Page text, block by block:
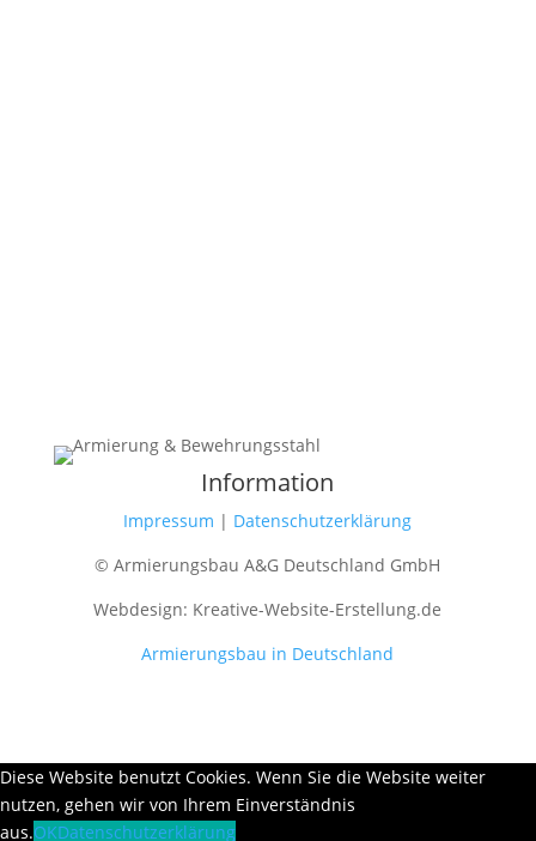
Information
Impressum | Datenschutzerklärung
© Armierungsbau A&G Deutschland GmbH
Webdesign: Kreative-Website-Erstellung.de
Armierungsbau in Deutschland
Diese Website benutzt Cookies. Wenn Sie die Website weiter
nutzen, gehen wir von Ihrem Einverständnis
aus.OKDatenschutzerklärung